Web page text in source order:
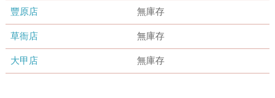
豐原店 無庫存
草衙店 無庫存
大甲店 無庫存